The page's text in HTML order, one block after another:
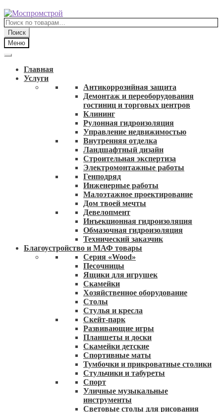
Перейти
к
навигации
Перейти
к
содержимому
Искать:
Поиск
Меню
Главная
Услуги
Антикоррозийная защита
Демонтаж и переоборудования
гостиниц и торговых центров
Клининг
Рулонная гидроизоляция
Управление недвижимостью
Внутренняя отделка
Ландшафтный дизайн
Строительная экспертиза
Электромонтажные работы
Генподряд
Инженерные работы
Малоэтажное проектирование
Дом твоей мечты
Девелопмент
Инъекционная гидроизоляция
Обмазочная гидроизоляция
Технический заказчик
Благоустройство и МАФ товары
Серия «Wood»
Песочницы
Ящики для игрушек
Скамейки
Хозяйственное оборудование
Столы
Стулья и кресла
Скейт-парк
Развивающие игры
Планшеты и доски
Скамейки детские
Спортивные маты
Тумбочки и прикроватные столики
Стульчики и табуреты
Спорт
Уличные музыкальные
инструменты
Световые столы для рисования